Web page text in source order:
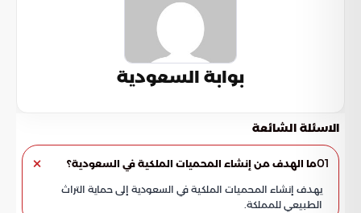
بوابة السعودية
الاسئلة الشائعة
01ما الهدف من إنشاء المحميات الملكية في السعودية؟
يهدف إنشاء المحميات الملكية في السعودية إلى حماية التراث
الطبيعي للمملكة.